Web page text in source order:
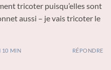
tricoter puisqu’elles sont
aussi – je vais tricoter le
10 MIN RÉPONDRE